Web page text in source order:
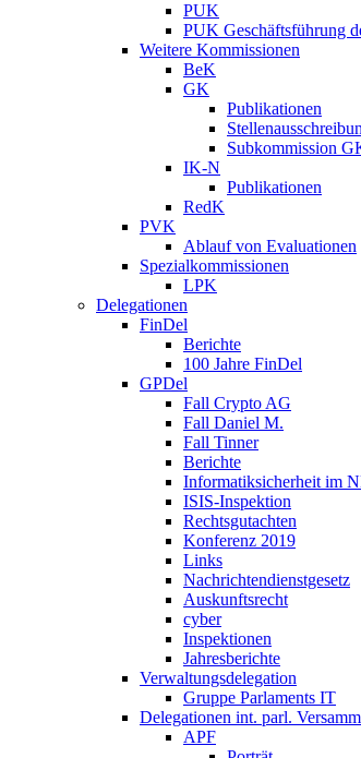
PUK
PUK Geschäftsführung
Weitere Kommissionen
BeK
GK
Publikationen
Subkommission
IK-N
Publikationen
RedK
PVK
Ablauf von Evaluationen
Spezialkommissionen
LPK
Delegationen
FinDel
Berichte
100 Jahre FinDel
GPDel
Fall Crypto AG
Fall Daniel M.
Fall Tinner
Berichte
Informatiksicherheit ­im
ISIS-Inspektion
Rechtsgutachten
Konferenz 2019
Links
Nachrichtendienstgesetz
Auskunftsrecht
cyber
Inspektionen
Jahresberichte
Verwaltungsdelegation
Gruppe Parlaments IT
Delegationen int. parl.
APF